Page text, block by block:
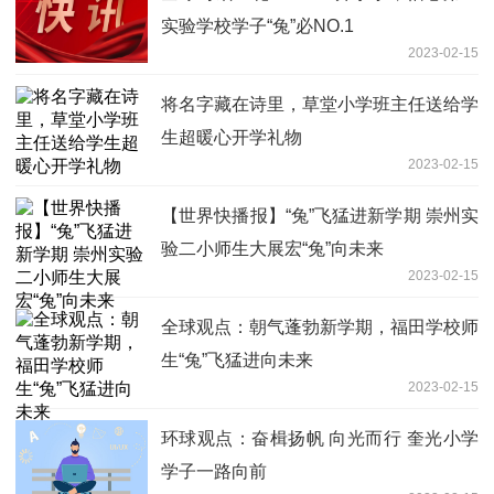
实验学校学子“兔”必NO.1
2023-02-15
将名字藏在诗里，草堂小学班主任送给学
生超暖心开学礼物
2023-02-15
【世界快播报】“兔”飞猛进新学期 崇州实
验二小师生大展宏“兔”向未来
2023-02-15
全球观点：朝气蓬勃新学期，福田学校师
生“兔”飞猛进向未来
2023-02-15
环球观点：奋楫扬帆 向光而行 奎光小学
学子一路向前